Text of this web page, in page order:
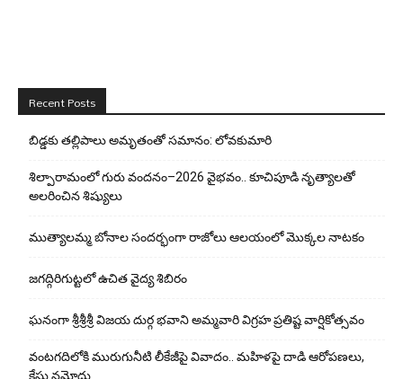
Recent Posts
బిడ్డ‌కు త‌ల్లిపాలు అమృతంతో స‌మానం: లోవ‌కుమారి
శిల్పారామంలో గురు వందనం–2026 వైభవం.. కూచిపూడి నృత్యాలతో
అలరించిన శిష్యులు
ముత్యాలమ్మ బోనాల సందర్భంగా రాజోలు ఆలయంలో మొక్కల నాటకం
జగద్గిరిగుట్టలో ఉచిత వైద్య శిబిరం
ఘనంగా శ్రీశ్రీశ్రీ విజయ దుర్గ భవాని అమ్మవారి విగ్రహ ప్రతిష్ట వార్షికోత్సవం
వంటగదిలోకి మురుగునీటి లీకేజీపై వివాదం.. మహిళపై దాడి ఆరోపణలు,
కేసు నమోదు